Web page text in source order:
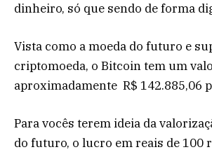
dinheiro, só que sendo de forma
Vista como a moeda do futuro e
criptomoeda, o Bitcoin tem um
aproximadamente R$ 142.885,06
Para vocês terem ideia da
do futuro, o lucro em reais de 100